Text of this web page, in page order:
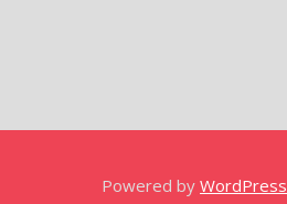
Powered by WordPress